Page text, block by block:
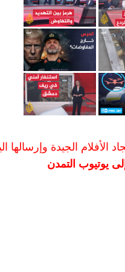
الجيدة وإرسالها
يوتيوب التمدن